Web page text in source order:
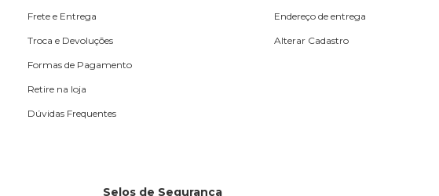
Frete e Entrega
Troca e Devoluções
Formas de Pagamento
Retire na loja
Dúvidas Frequentes
Endereço de entrega
Alterar Cadastro
Selos de Segurança